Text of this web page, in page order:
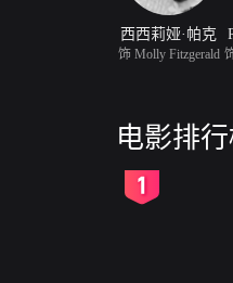
西西莉娅·帕克
饰 Molly Fitzgerald
电影排